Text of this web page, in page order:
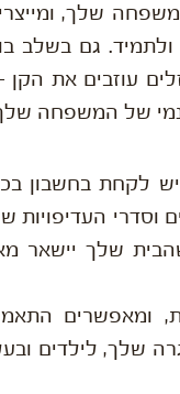
שלך,
ולתמיד. גם בשלב
עוזבים את הקן
של המשפחה
לקחת בחשבון
העדיפויות
שלך יישאר
ומאפשרים
שלך, לילדים